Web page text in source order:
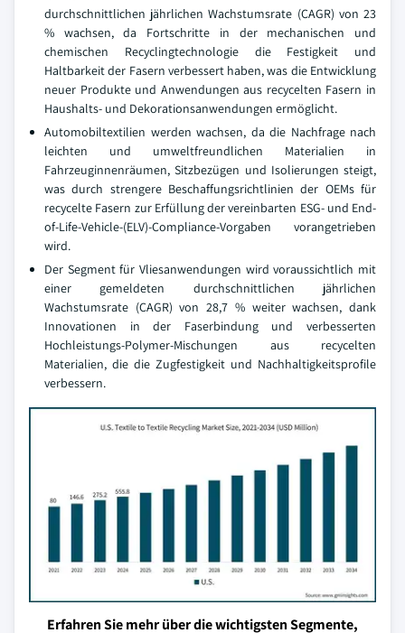
durchschnittlichen jährlichen Wachstumsrate (CAGR) von 23
% wachsen, da Fortschritte in der mechanischen und
chemischen Recyclingtechnologie die Festigkeit und
Haltbarkeit der Fasern verbessert haben, was die Entwicklung
neuer Produkte und Anwendungen aus recycelten Fasern in
Haushalts- und Dekorationsanwendungen ermöglicht.
Automobiltextilien werden wachsen, da die Nachfrage nach
leichten und umweltfreundlichen Materialien in
Fahrzeuginnenräumen, Sitzbezügen und Isolierungen steigt,
was durch strengere Beschaffungsrichtlinien der OEMs für
recycelte Fasern zur Erfüllung der vereinbarten ESG- und End-
of-Life-Vehicle-(ELV)-Compliance-Vorgaben vorangetrieben
wird.
Der Segment für Vliesanwendungen wird voraussichtlich mit
einer gemeldeten durchschnittlichen jährlichen
Wachstumsrate (CAGR) von 28,7 % weiter wachsen, dank
Innovationen in der Faserbindung und verbesserten
Hochleistungs-Polymer-Mischungen aus recycelten
Materialien, die die Zugfestigkeit und Nachhaltigkeitsprofile
verbessern.
Erfahren Sie mehr über die wichtigsten Segmente,